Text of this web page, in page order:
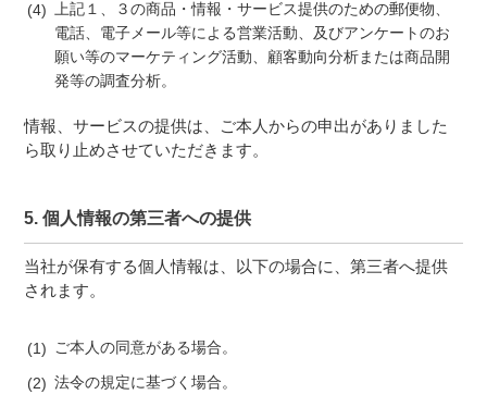
上記１、３の商品・情報・サービス提供のための郵便物、
電話、電子メール等による営業活動、及びアンケートのお
願い等のマーケティング活動、顧客動向分析または商品開
発等の調査分析。
情報、サービスの提供は、ご本人からの申出がありました
ら取り止めさせていただきます。
5. 個人情報の第三者への提供
当社が保有する個人情報は、以下の場合に、第三者へ提供
されます。
ご本人の同意がある場合。
法令の規定に基づく場合。